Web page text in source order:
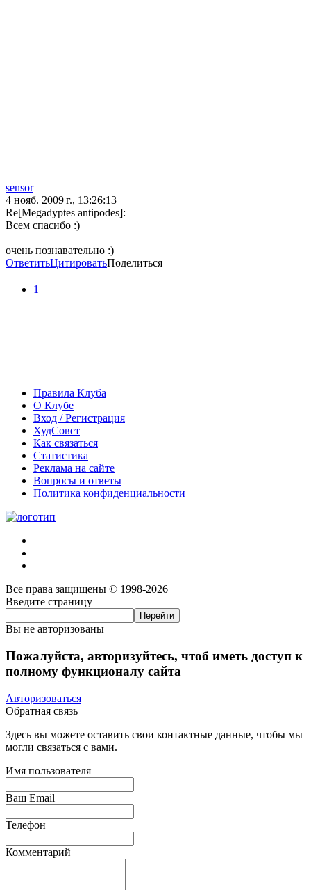
sensor
4 нояб. 2009 г., 13:26:13
Re[Megadyptes antipodes]:
Всем спасибо :)
очень познавательно :)
ОтветитьЦитироватьПоделиться
1
Правила Клуба
О Клубе
Вход / Регистрация
ХудСовет
Как связаться
Статистика
Реклама на сайте
Вопросы и ответы
Политика конфиденциальности
Все права защищены © 1998-2026
Введите страницу
Вы не авторизованы
Пожалуйста, авторизуйтесь, чтоб иметь доступ к
полному функционалу сайта
Авторизоваться
Обратная связь
Здесь вы можете оставить свои контактные данные, чтобы мы
могли связаться с вами.
Имя пользователя
Ваш Email
Телефон
Комментарий